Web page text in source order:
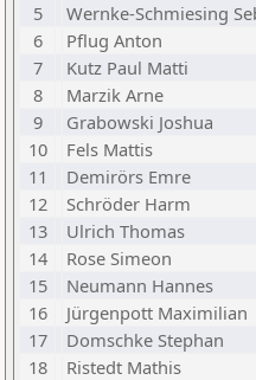
5
Wernke-Schmiesing
6
Pflug Anton
7
Kutz Paul Matti
8
Marzik Arne
9
Grabowski Joshua
10
Fels Mattis
11
Demirörs Emre
12
Schröder Harm
13
Ulrich Thomas
14
Rose Simeon
15
Neumann Hannes
16
Jürgenpott Maximilian
17
Domschke Stephan
18
Ristedt Mathis